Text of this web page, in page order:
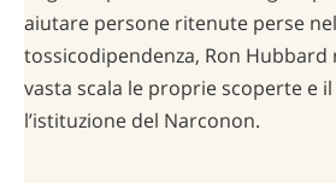
aiutare persone ritenute perse
tossicodipendenza, Ron Hubbard
vasta scala le proprie scoperte e
l’istituzione del Narconon.